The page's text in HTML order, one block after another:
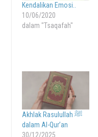
Kendalikan Emosi..
10/06/2020
dalam "Tsaqafah"
Akhlak Rasulullah ﷺ
dalam Al-Qur’an
30/12/2025